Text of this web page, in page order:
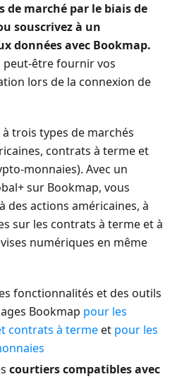
de marché par le biais de
souscrivez à un
données avec Bookmap.
peut-être fournir vos
lors de la connexion de
trois types de marchés
contrats à terme et
monnaies). Avec un
sur Bookmap, vous
des actions américaines, à
sur les contrats à terme et à
numériques en même
fonctionnalités et des outils
Bookmap pour les
contrats à termeet pour les
courtiers compatibles avec